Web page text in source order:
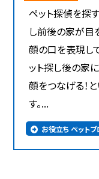
ペット探偵を探
し前後の家が目
顔の口を表現し
ット探し後の家
顔をつなげる！
す。...
お役立ち ペット